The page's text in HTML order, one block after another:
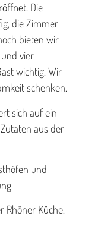
Die
die Zimmer
bieten wir
vier
wichtig. Wir
schenken.
sich auf ein
aus der
und
Rhöner Küche.